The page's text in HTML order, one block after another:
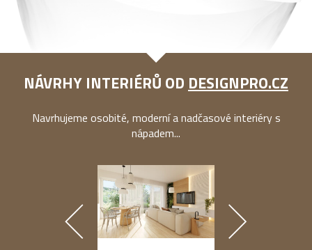
NÁVRHY INTERIÉRŮ OD DESIGNPRO.CZ
Navrhujeme osobité, moderní a nadčasové interiéry s
nápadem...